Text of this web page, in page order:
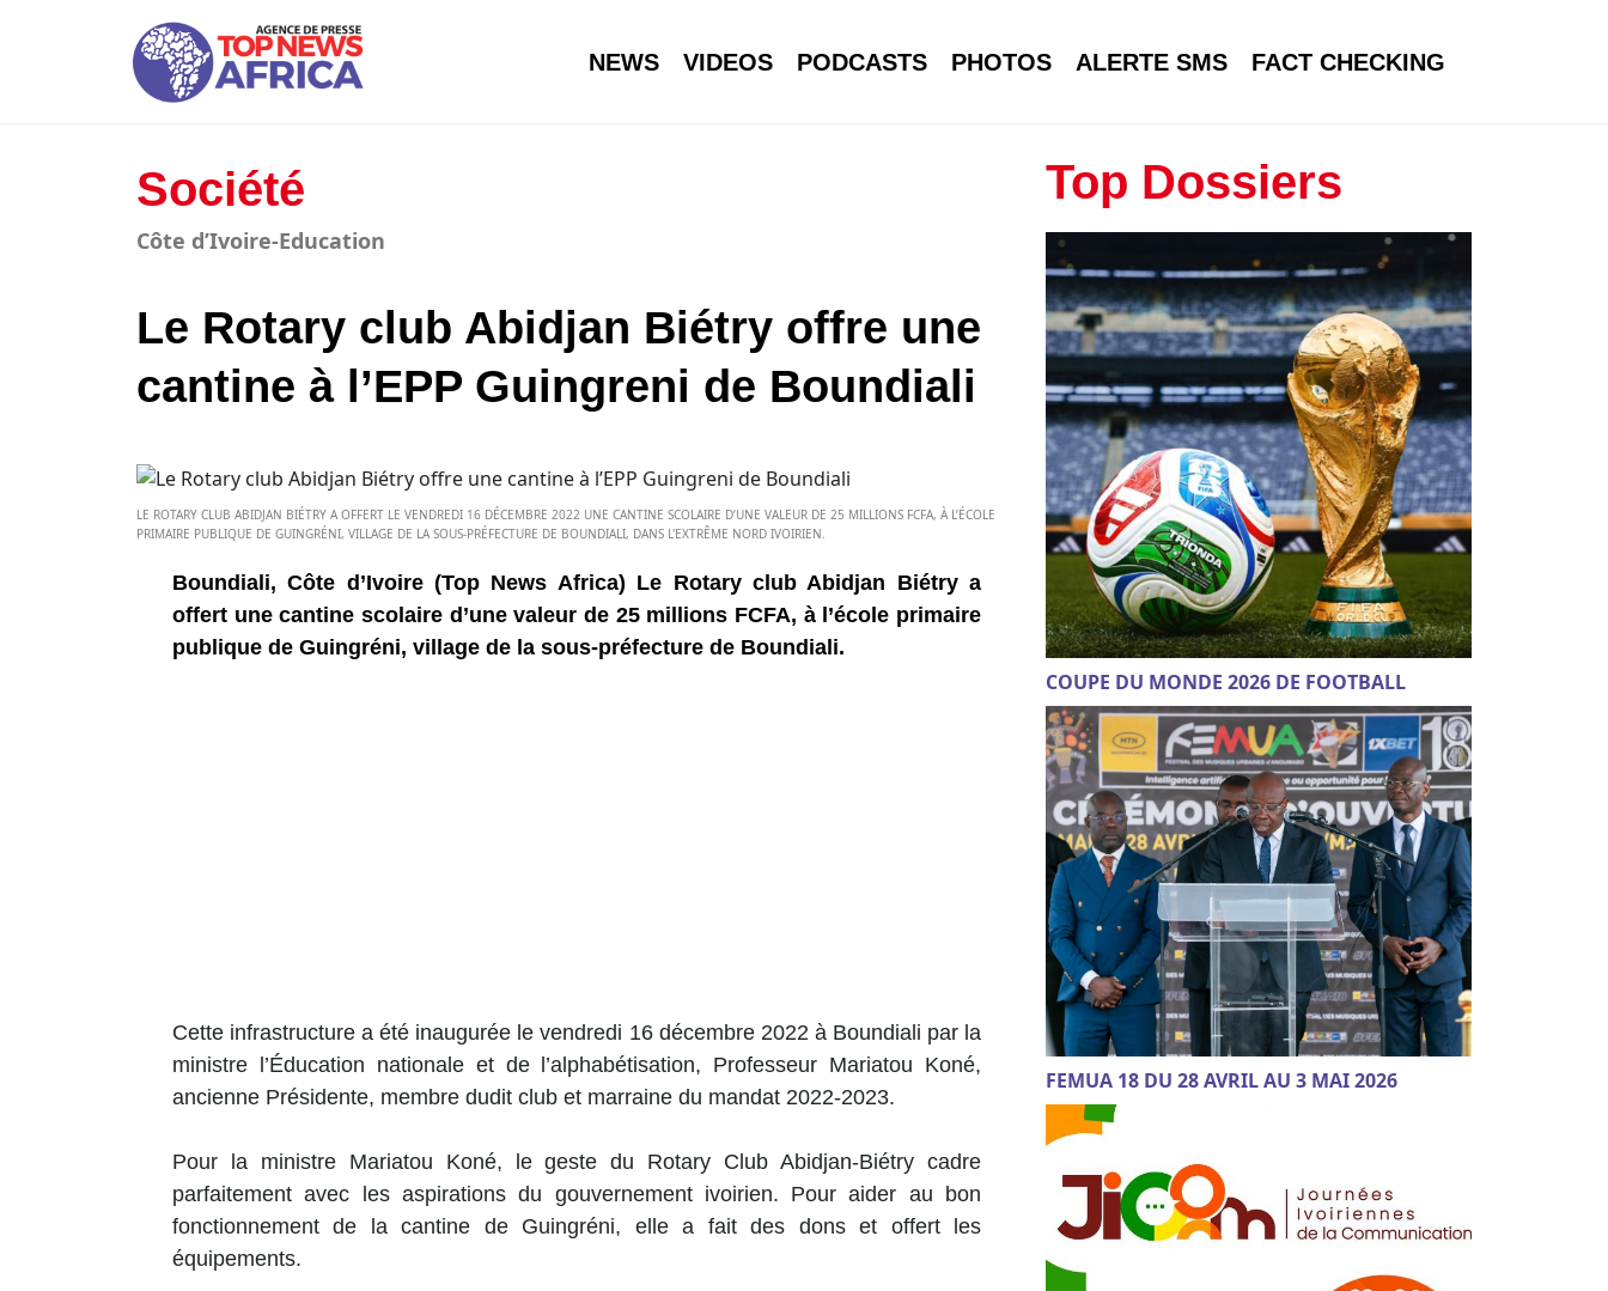
NEWS VIDEOS PODCASTS PHOTOS ALERTE SMS FACT CHECKING
Société
Côte d’Ivoire-Education
Le Rotary club Abidjan Biétry offre une
cantine à l’EPP Guingreni de Boundiali
LE ROTARY CLUB ABIDJAN BIÉTRY A OFFERT LE VENDREDI 16 DÉCEMBRE 2022 UNE CANTINE SCOLAIRE D’UNE VALEUR DE 25 MILLIONS FCFA, À L’ÉCOLE
PRIMAIRE PUBLIQUE DE GUINGRÉNI, VILLAGE DE LA SOUS-PRÉFECTURE DE BOUNDIALI, DANS L'EXTRÊME NORD IVOIRIEN.
Boundiali, Côte d’Ivoire (Top News Africa) Le Rotary club Abidjan Biétry a
offert une cantine scolaire d’une valeur de 25 millions FCFA, à l’école primaire
publique de Guingréni, village de la sous-préfecture de Boundiali.
Cette infrastructure a été inaugurée le vendredi 16 décembre 2022 à Boundiali par la
ministre l’Éducation nationale et de l’alphabétisation, Professeur Mariatou Koné,
ancienne Présidente, membre dudit club et marraine du mandat 2022-2023.
Pour la ministre Mariatou Koné, le geste du Rotary Club Abidjan-Biétry cadre
parfaitement avec les aspirations du gouvernement ivoirien. Pour aider au bon
fonctionnement de la cantine de Guingréni, elle a fait des dons et offert les
équipements.
Top Dossiers
COUPE DU MONDE 2026 DE FOOTBALL
FEMUA 18 DU 28 AVRIL AU 3 MAI 2026